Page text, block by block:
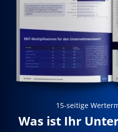
15-seitige
Was ist Ihr